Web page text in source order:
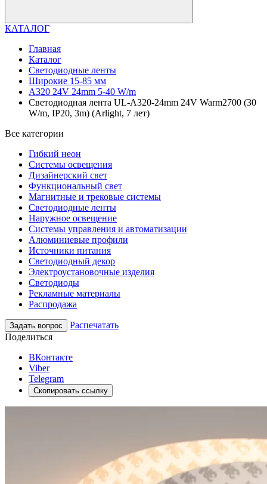
КАТАЛОГ
Главная
Каталог
Светодиодные ленты
Широкие 15-85 мм
A320 24V 24mm 5-40 W/m
Светодиодная лента UL-A320-24mm 24V Warm2700 (30
W/m, IP20, 3m) (Arlight, 7 лет)
Все категории
Гибкий неон
Системы освещения
Дизайнерский свет
Функциональный свет
Магнитные и трековые системы
Светодиодные ленты
Наружное освещение
Системы управления и автоматизации
Алюминиевые профили
Источники питания
Светодиодный декор
Электроустановочные изделия
Светодиоды
Рекламные материалы
Распродажа
Задать вопрос
Распечатать
Поделиться
ВКонтакте
Viber
Telegram
Скопировать ссылку